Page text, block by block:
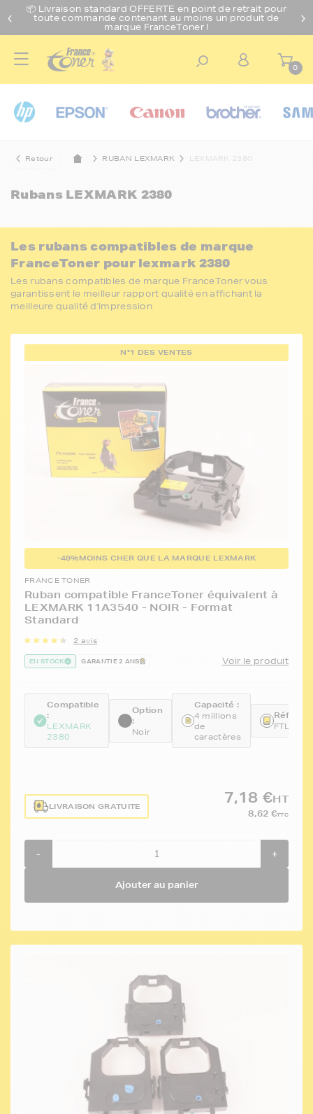
📦 Livraison standard OFFERTE en point de retrait pour
toute commande contenant au moins un produit de
marque FranceToner !
0
Retour RUBAN LEXMARK LEXMARK 2380
Rubans LEXMARK 2380
Les rubans compatibles de marque
FranceToner pour lexmark 2380
Les rubans compatibles de marque FranceToner vous
garantissent le meilleur rapport qualité en affichant la
meilleure qualité d'impression
N°1 DES VENTES
-48%MOINS CHER QUE LA MARQUE LEXMARK
FRANCE TONER
Ruban compatible FranceToner équivalent à
LEXMARK 11A3540 - NOIR - Format
Standard
2 avis
EN STOCK GARANTIE 2 ANS Voir le produit
Compatible
:
LEXMARK
2380
Option
:
Noir
Capacité :
4 millions
de
caractères
LIVRAISON GRATUITE
7,18 €HT
8,62 €TTC
- +
Ajouter au panier